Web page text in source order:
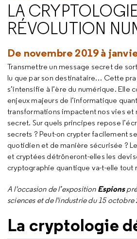
LA
RÉVOLUTION
De novembre 2019 à
Transmettre un message secret de
lu que par son destinataire… Cette
s’intensifie à l’ère du numérique. Elle
enjeux majeurs de l’informatique
transformations impactent nos vies et
secret. Sur quels principes repose
secrets ? Peut-on crypter facilement
quotidien et de manière sécurisée ?
et cryptées détrôneront-elles les
cryptographie quantique va-t-elle tout
A l'occasion de l’exposition Espions
sciences et de l'industrie du 15 octobre
La cryptologie